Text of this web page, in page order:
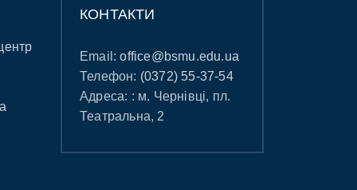
КОНТАКТИ
Email:office@bsmu.edu.ua
Телефон: (0372) 55-37-54
Адреса: : м. Чернівці, пл.
Театральна, 2